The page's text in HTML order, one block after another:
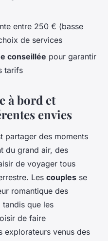
entre 250 € (basse
de services
conseillée pour garantir
tarifs
à bord et
envies
partager des moments
du grand air, des
de voyager tous
Les couples se
romantique des
que les
de faire
explorateurs venus des